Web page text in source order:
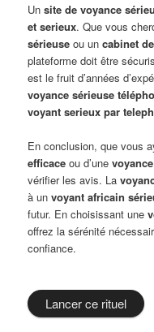
Unsite de voyance
et serieux. Que vous
sérieuse ou uncabinet
plateforme doit être
est le fruit d’années
voyance sérieuse
voyant serieux par
En conclusion, que vous
efficace ou d’une
vérifier les avis. La
à unvoyant africain
futur. En choisissant une
offrez la sérénité
confiance.
Lancer ce rituel